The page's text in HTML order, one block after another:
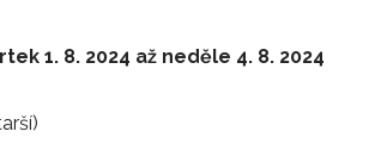
1. 8. 2024 až neděle 4. 8. 2024